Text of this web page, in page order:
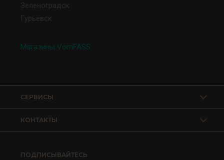
Зеленоградск
Гурьевск
Магазины VomFASS
КОНТАКТЫ
СЕРВИСЫ
ПОДПИСЫВАЙТЕСЬ